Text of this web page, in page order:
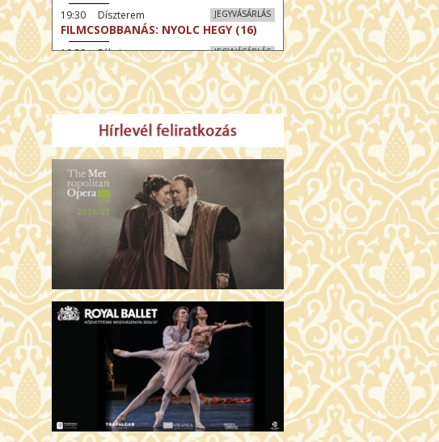
JEGYVÁSÁRLÁS
19:30 Díszterem
FILMCSOBBANÁS: NYOLC HEGY (16)
JEGYVÁSÁRLÁS
19:30 Fábri terem
A ZONGORAHANGOLÓ (16)
JEGYVÁSÁRLÁS
19:45 Törőcsik Mari terem
MIKET NEM BESZÉLEK (16)